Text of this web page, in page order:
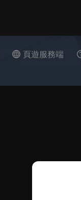
頁遊服務端